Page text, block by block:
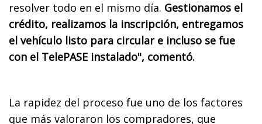
resolver todo en el mismo día. Gestionamos el
crédito, realizamos la inscripción, entregamos
el vehículo listo para circular e incluso se fue
con el TelePASE instalado", comentó.
La rapidez del proceso fue uno de los factores
que más valoraron los compradores, que